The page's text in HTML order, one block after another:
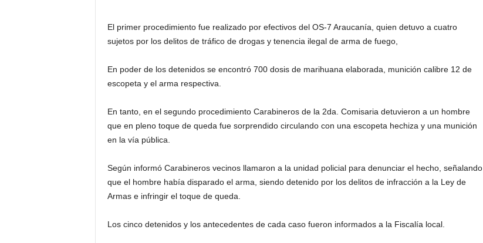
El primer procedimiento fue realizado por efectivos del OS-7 Araucanía, quien detuvo a cuatro
sujetos por los delitos de tráfico de drogas y tenencia ilegal de arma de fuego,
En poder de los detenidos se encontró 700 dosis de marihuana elaborada, munición calibre 12 de
escopeta y el arma respectiva.
En tanto, en el segundo procedimiento Carabineros de la 2da. Comisaria detuvieron a un hombre
que en pleno toque de queda fue sorprendido circulando con una escopeta hechiza y una munición
en la vía pública.
Según informó Carabineros vecinos llamaron a la unidad policial para denunciar el hecho, señalando
que el hombre había disparado el arma, siendo detenido por los delitos de infracción a la Ley de
Armas e infringir el toque de queda.
Los cinco detenidos y los antecedentes de cada caso fueron informados a la Fiscalía local.